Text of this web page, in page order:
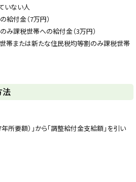
いない人
付金（7万円）
課税世帯への給付金（3万円）
または新たな住民税均等割のみ課税世帯
法
所要額）」から「調整給付金支給額」を引い